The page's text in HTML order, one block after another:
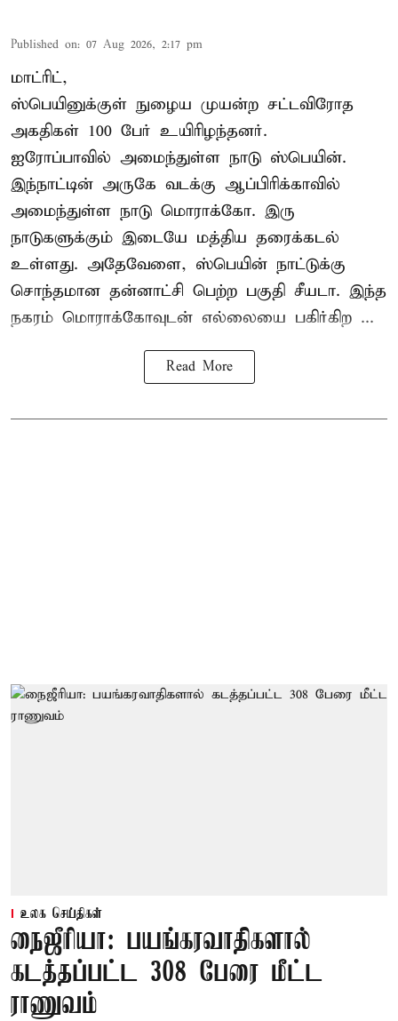
Published on: 07 Aug 2026, 2:17 pm
மாட்ரிட்,
ஸ்பெயினுக்குள் நுழைய முயன்ற சட்டவிரோத
அகதிகள் 100 பேர் உயிரிழந்தனர்.
ஐரோப்பாவில் அமைந்துள்ள நாடு ஸ்பெயின்.
இந்நாட்டின் அருகே வடக்கு ஆப்பிரிக்காவில்
அமைந்துள்ள நாடு மொராக்கோ. இரு
நாடுகளுக்கும் இடையே மத்திய தரைக்கடல்
உள்ளது. அதேவேளை, ஸ்பெயின் நாட்டுக்கு
சொந்தமான தன்னாட்சி பெற்ற பகுதி சீயடா. இந்த
நகரம் மொராக்கோவுடன் எல்லையை பகிர்கிற ...
Read More
உலக செய்திகள்
நைஜீரியா: பயங்கரவாதிகளால்
கடத்தப்பட்ட 308 பேரை மீட்ட
ராணுவம்